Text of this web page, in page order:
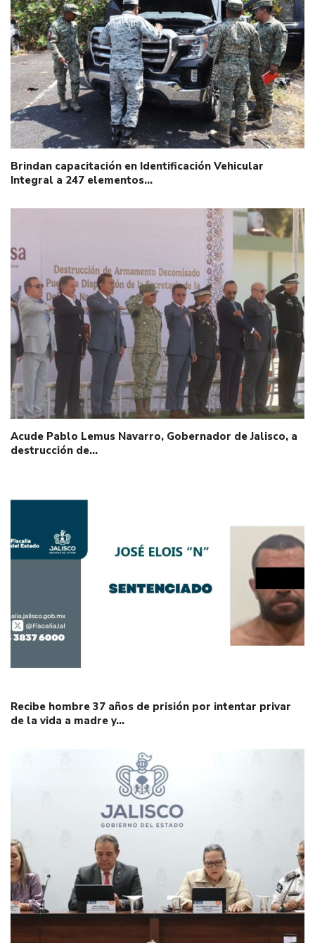
Brindan capacitación en Identificación Vehicular
Integral a 247 elementos…
Acude Pablo Lemus Navarro, Gobernador de Jalisco, a
destrucción de…
Recibe hombre 37 años de prisión por intentar privar
de la vida a madre y…